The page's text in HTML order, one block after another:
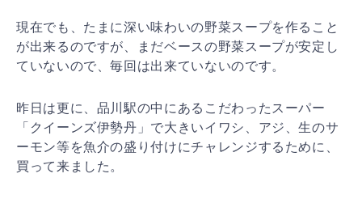
現在でも、たまに深い味わいの野菜スープを作ること
が出来るのですが、まだベースの野菜スープが安定し
ていないので、毎回は出来ていないのです。
昨日は更に、品川駅の中にあるこだわったスーパー
「クイーンズ伊勢丹」で大きいイワシ、アジ、生のサ
ーモン等を魚介の盛り付けにチャレンジするために、
買って来ました。